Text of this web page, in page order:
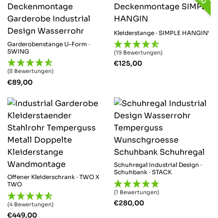
Garderobenstange U-Form ·
SWING
(8 Bewertungen)
€89,00
Kleiderstange · SIMPLE HANGIN‘
(19 Bewertungen)
€125,00
Offener Kleiderschrank · TWO X
TWO
(4 Bewertungen)
€449,00
Schuhregal Industrial Design ·
Schuhbank · STACK
(1 Bewertungen)
€280,00
Thomas M
Verifizierter Kunde
Hat alles bestens geklappt, super Produkt
Teilen
Twitter
Facebook
Herrieden, DE,